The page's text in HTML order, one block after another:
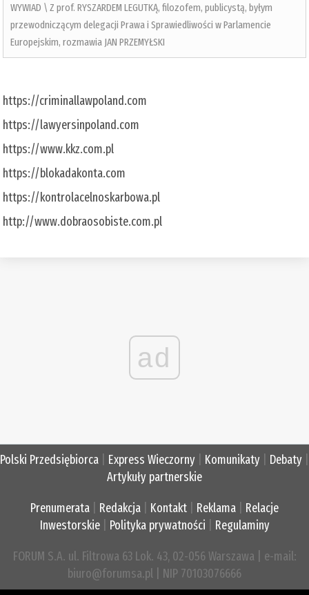
WYWIAD \ Z prof. RYSZARDEM LEGUTKĄ, filozofem, publicystą, byłym
przewodniczącym delegacji Prawa i Sprawiedliwości w Parlamencie
Europejskim, rozmawia JAN PRZEMYŁSKI
https://criminallawpoland.com
https://lawyersinpoland.com
https://www.kkz.com.pl
https://blokadakonta.com
https://kontrolacelnoskarbowa.pl
http://www.dobraosobiste.com.pl
ad
Polski Przedsiębiorca Express Wieczorny Komunikaty Debaty
Artykuły partnerskie
Prenumerata Redakcja Kontakt Reklama
Relacje
Inwestorskie| Polityka prywatności Regulaminy
FORUM S.A. ul. Filtrowa 63 Lok. 43, 02-056 Warszawa | e-mail:
biuro@forumsa.pl | NIP 70103076666